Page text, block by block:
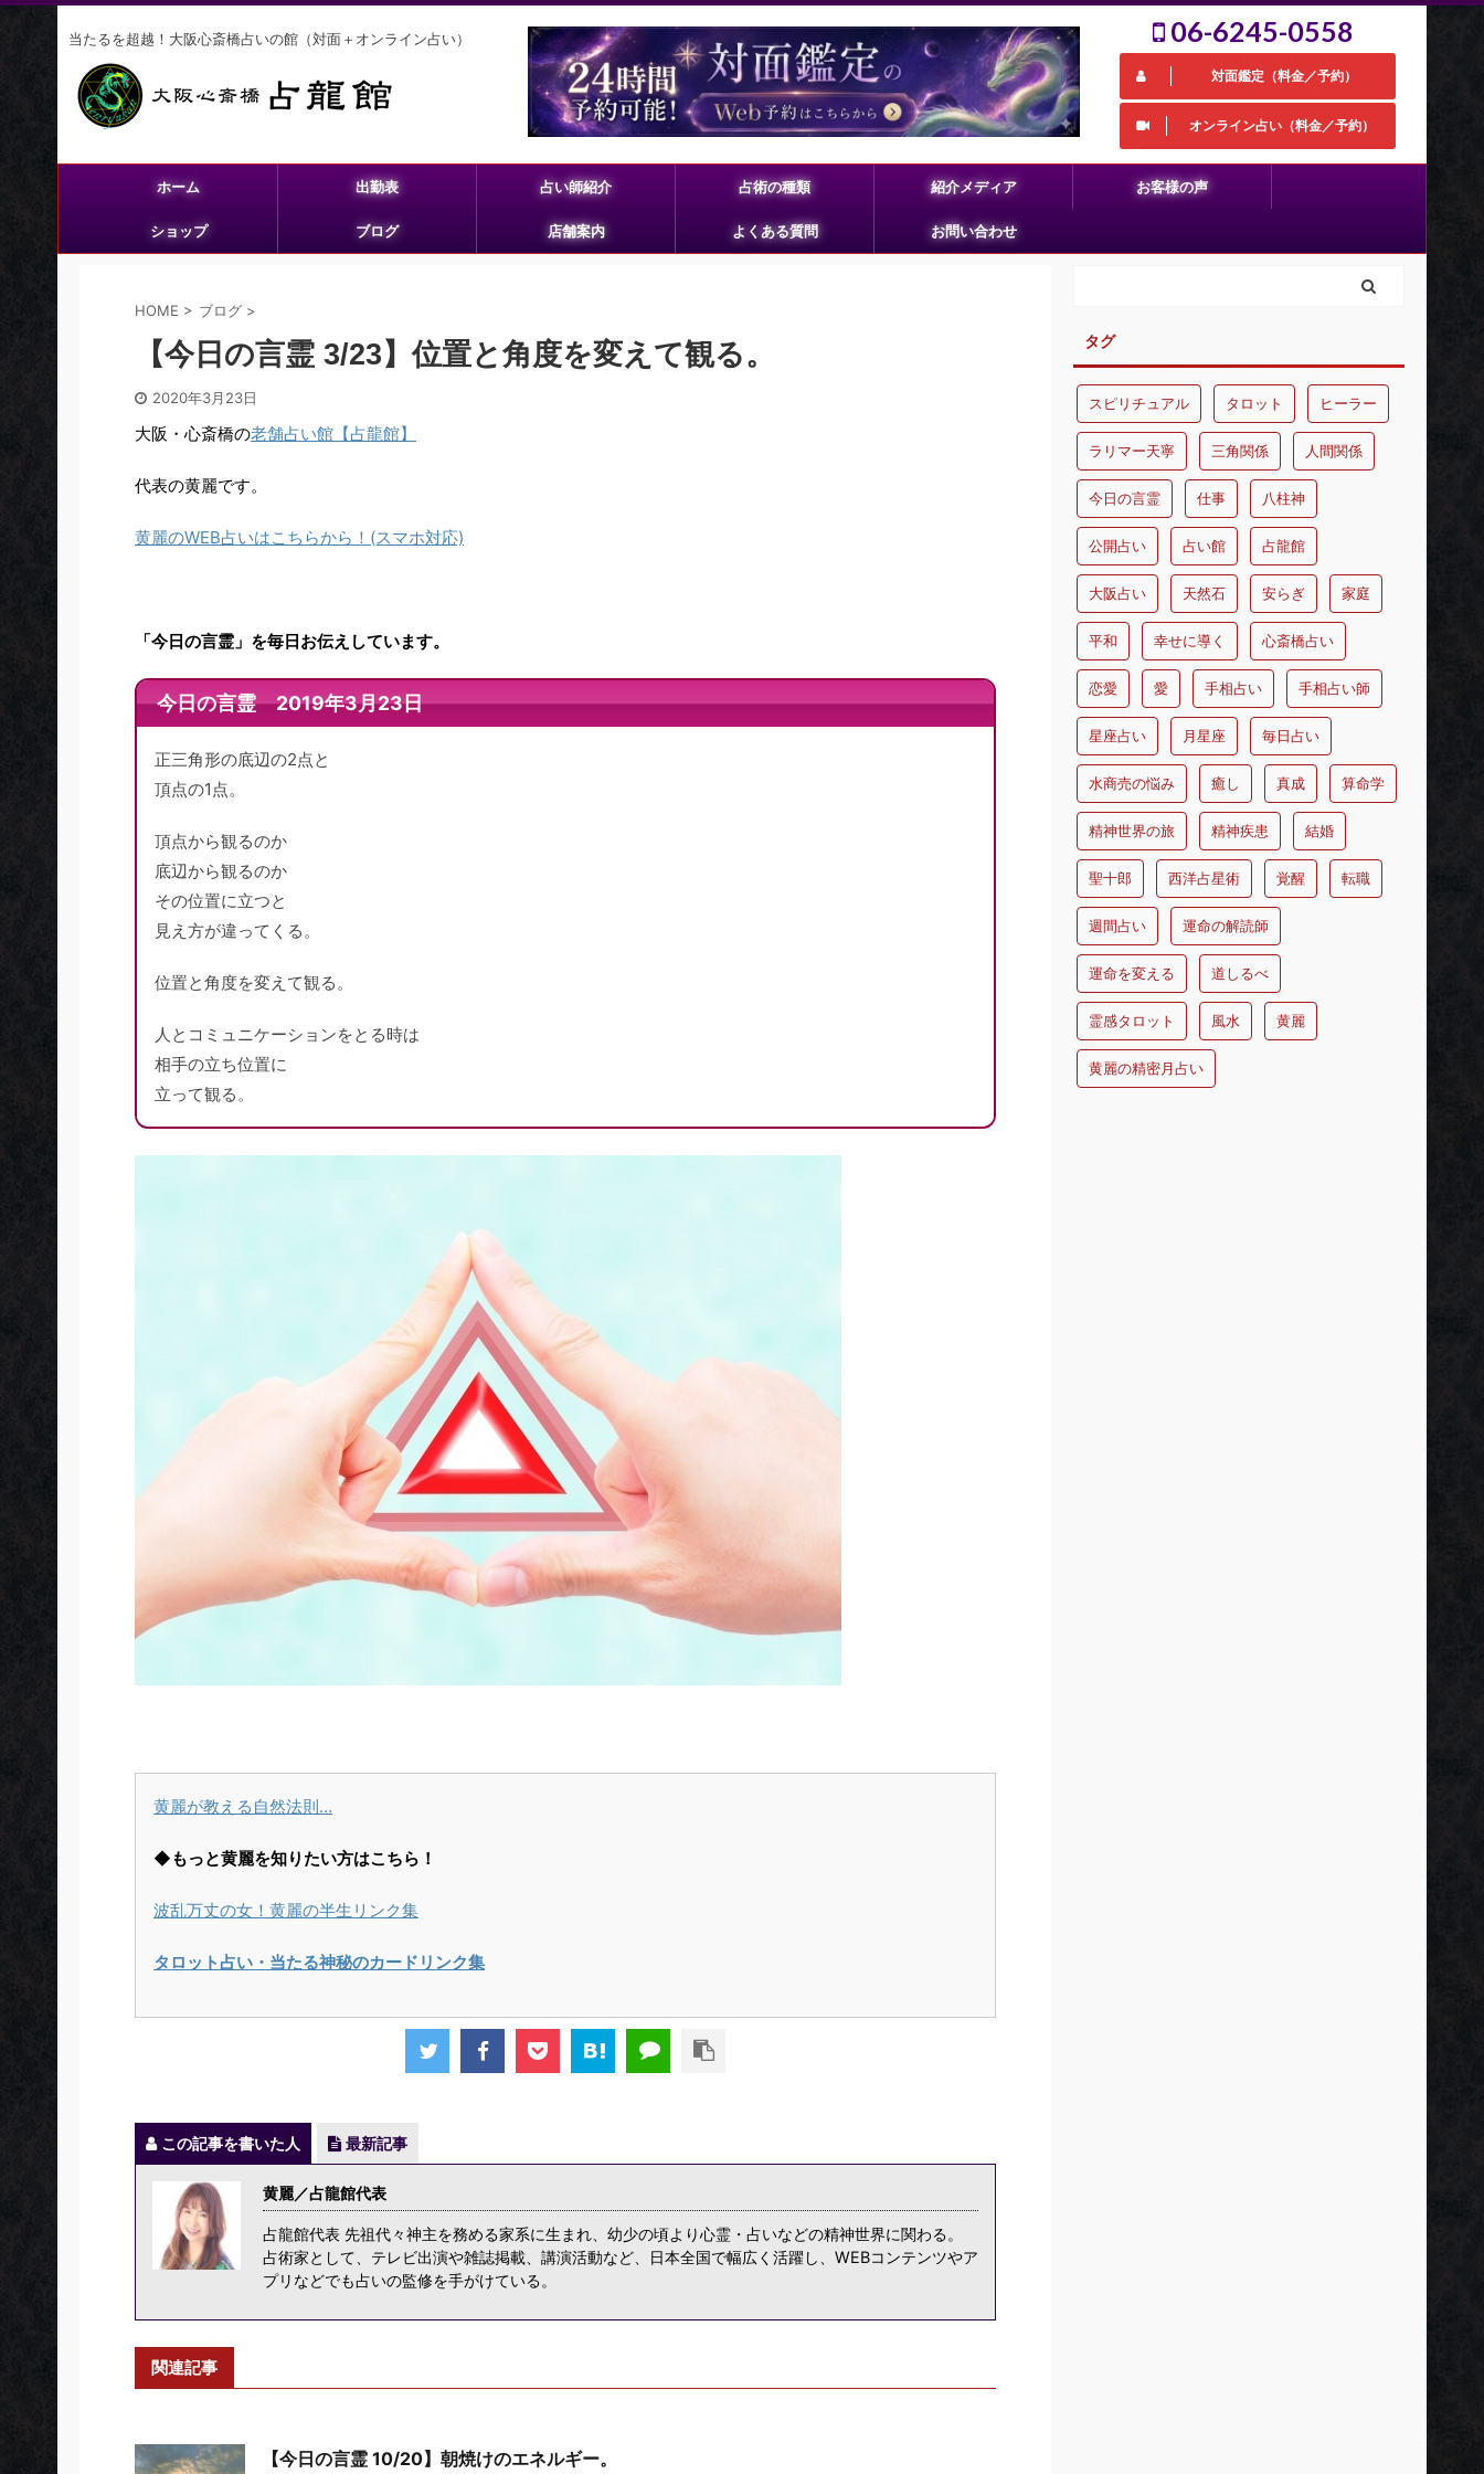
当たるを超越！大阪心斎橋占いの館（対面＋オンライン占い） 06-6245-0558
対面鑑定（料金／予約）
オンライン占い（料金／予約）
ホーム 出勤表 占い師紹介 占術の種類 紹介メディア お客様の声
ショップ ブログ 店舗案内 よくある質問 お問い合わせ
HOME > ブログ >
【今日の言霊 3/23】位置と角度を変えて観る。
2020年3月23日
大阪・心斎橋の老舗占い館【占龍館】
代表の黄麗です。
黄麗のWEB占いはこちらから！(スマホ対応)
「今日の言霊」を毎日お伝えしています。
今日の言霊 2019年3月23日
正三角形の底辺の2点と
頂点の1点。
頂点から観るのか
底辺から観るのか
その位置に立つと
見え方が違ってくる。
位置と角度を変えて観る。
人とコミュニケーションをとる時は
相手の立ち位置に
立って観る。
黄麗が教える自然法則…
◆もっと黄麗を知りたい方はこちら！
波乱万丈の女！黄麗の半生リンク集
タロット占い・当たる神秘のカードリンク集
この記事を書いた人 最新記事
黄麗／占龍館代表
占龍館代表 先祖代々神主を務める家系に生まれ、幼少の頃より心霊・占いなどの精神世界に関わる。
占術家として、テレビ出演や雑誌掲載、講演活動など、日本全国で幅広く活躍し、WEBコンテンツやア
プリなどでも占いの監修を手がけている。
関連記事
【今日の言霊 10/20】朝焼けのエネルギー。
タグ
スピリチュアル タロット ヒーラー
ラリマー天寧 三角関係 人間関係
今日の言霊 仕事 八柱神
公開占い 占い館 占龍館
大阪占い 天然石 安らぎ 家庭
平和 幸せに導く 心斎橋占い
恋愛 愛 手相占い 手相占い師
星座占い 月星座 毎日占い
水商売の悩み 癒し 真成 算命学
精神世界の旅 精神疾患 結婚
聖十郎 西洋占星術 覚醒 転職
週間占い 運命の解読師
運命を変える 道しるべ
霊感タロット 風水 黄麗
黄麗の精密月占い